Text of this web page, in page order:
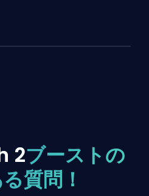
2ブーストの
質問！